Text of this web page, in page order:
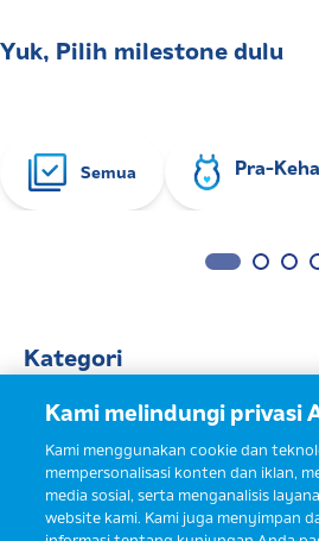
Yuk, Pilih milestone dulu
Semua Pra-
Kategori
Semua
Kesehatan
Kami melindungi privasi
Kami menggunakan cookie dan
mempersonalisasi konten dan iklan,
media sosial, serta menganalisis
website kami. Kami juga menyimpan